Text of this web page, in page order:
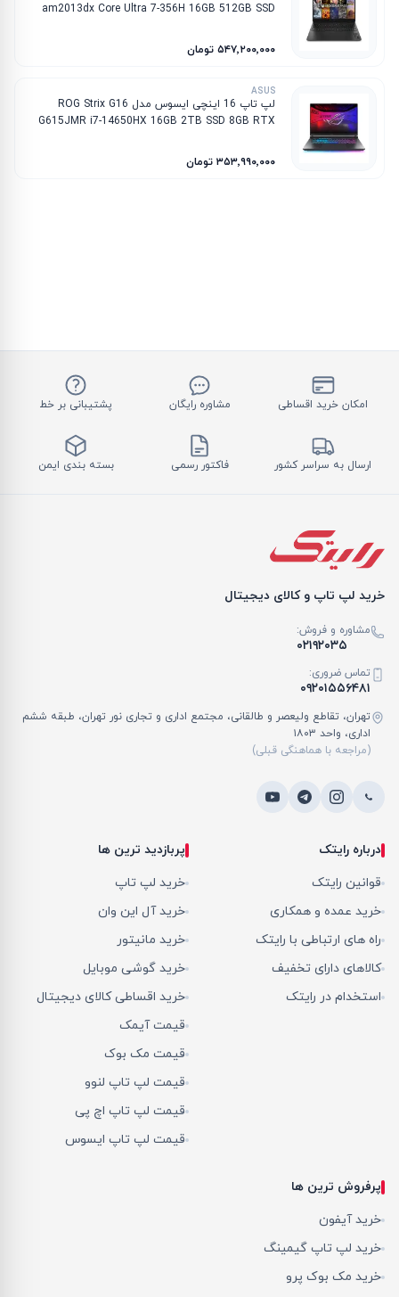
am2013dx Core Ultra 7-356H 16GB 512GB SSD
۵۴۷٬۲۰۰٬۰۰۰ تومان
ASUS
لپ تاپ 16 اینچی ایسوس مدل ROG Strix G16
G615JMR i7-14650HX 16GB 2TB SSD 8GB RTX
۳۵۳٬۹۹۰٬۰۰۰ تومان
امکان خرید اقساطی مشاوره رایگان پشتیبانی بر خط
ارسال به سراسر کشور فاکتور رسمی بسته بندی ایمن
خرید لپ تاپ و کالای دیجیتال
مشاوره و فروش:
۰۲۱۹۲۰۳۵
تماس ضروری:
۰۹۲۰۱۵۵۶۴۸۱
تهران، تقاطع ولیعصر و طالقانی، مجتمع اداری و تجاری نور تهران، طبقه ششم
اداری، واحد ۱۸۰۳
(مراجعه با هماهنگی قبلی)
درباره رایتک
قوانین رایتک
خرید عمده و همکاری
راه های ارتباطی با رایتک
کالاهای دارای تخفیف
استخدام در رایتک
پربازدید ترین ها
خرید لپ تاپ
خرید آل این وان
خرید مانیتور
خرید گوشی موبایل
خرید اقساطی کالای دیجیتال
قیمت آیمک
قیمت مک بوک
قیمت لپ تاپ لنوو
قیمت لپ تاپ اچ پی
قیمت لپ تاپ ایسوس
پرفروش ترین ها
خرید آیفون
خرید لپ تاپ گیمینگ
خرید مک بوک پرو